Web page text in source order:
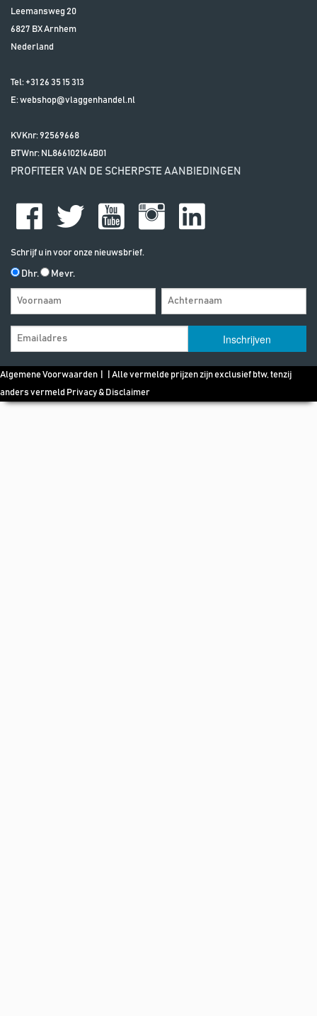
Leemansweg 20
6827 BXArnhem
Nederland
Tel: +31 26 35 15 313
E:webshop@vlaggenhandel.nl
KVKnr: 92569668
BTWnr: NL866102164B01
PROFITEER VAN DE SCHERPSTE AANBIEDINGEN
Schrijf u in voor onze nieuwsbrief.
Dhr. Mevr.
Algemene Voorwaarden | | Alle vermelde prijzen zijn exclusief btw, tenzij
anders vermeld Privacy & Disclaimer